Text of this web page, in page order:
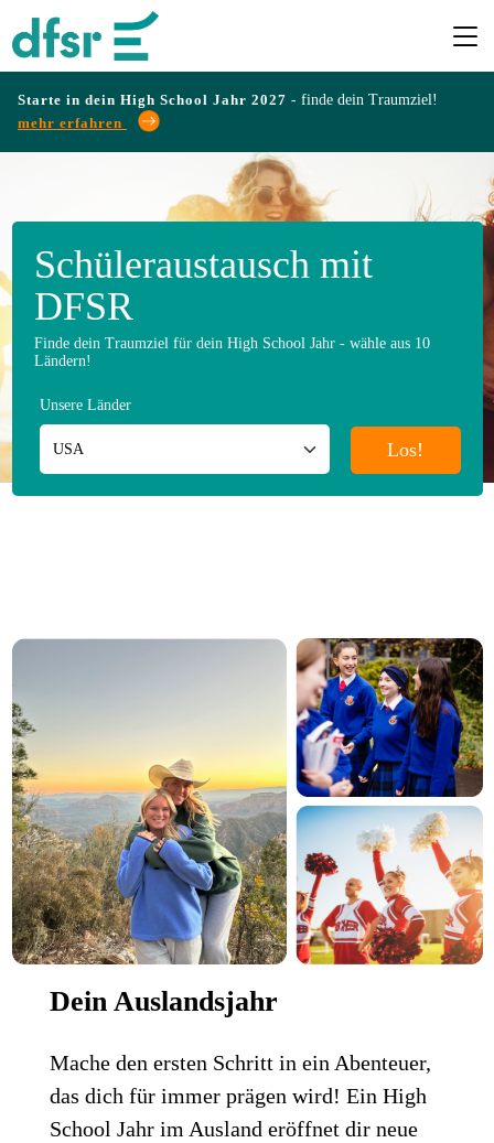
Starte in dein High School Jahr 2027 - finde dein Traumziel!
mehr erfahren
Infos
&
Preise
Schüleraustausch mit
DFSR
Finde dein Traumziel für dein High School Jahr - wähle aus 10
Ländern!
Unsere Länder
Los!
Dein Auslandsjahr
Mache den ersten Schritt in ein Abenteuer,
das dich für immer prägen wird! Ein High
School Jahr im Ausland eröffnet dir neue